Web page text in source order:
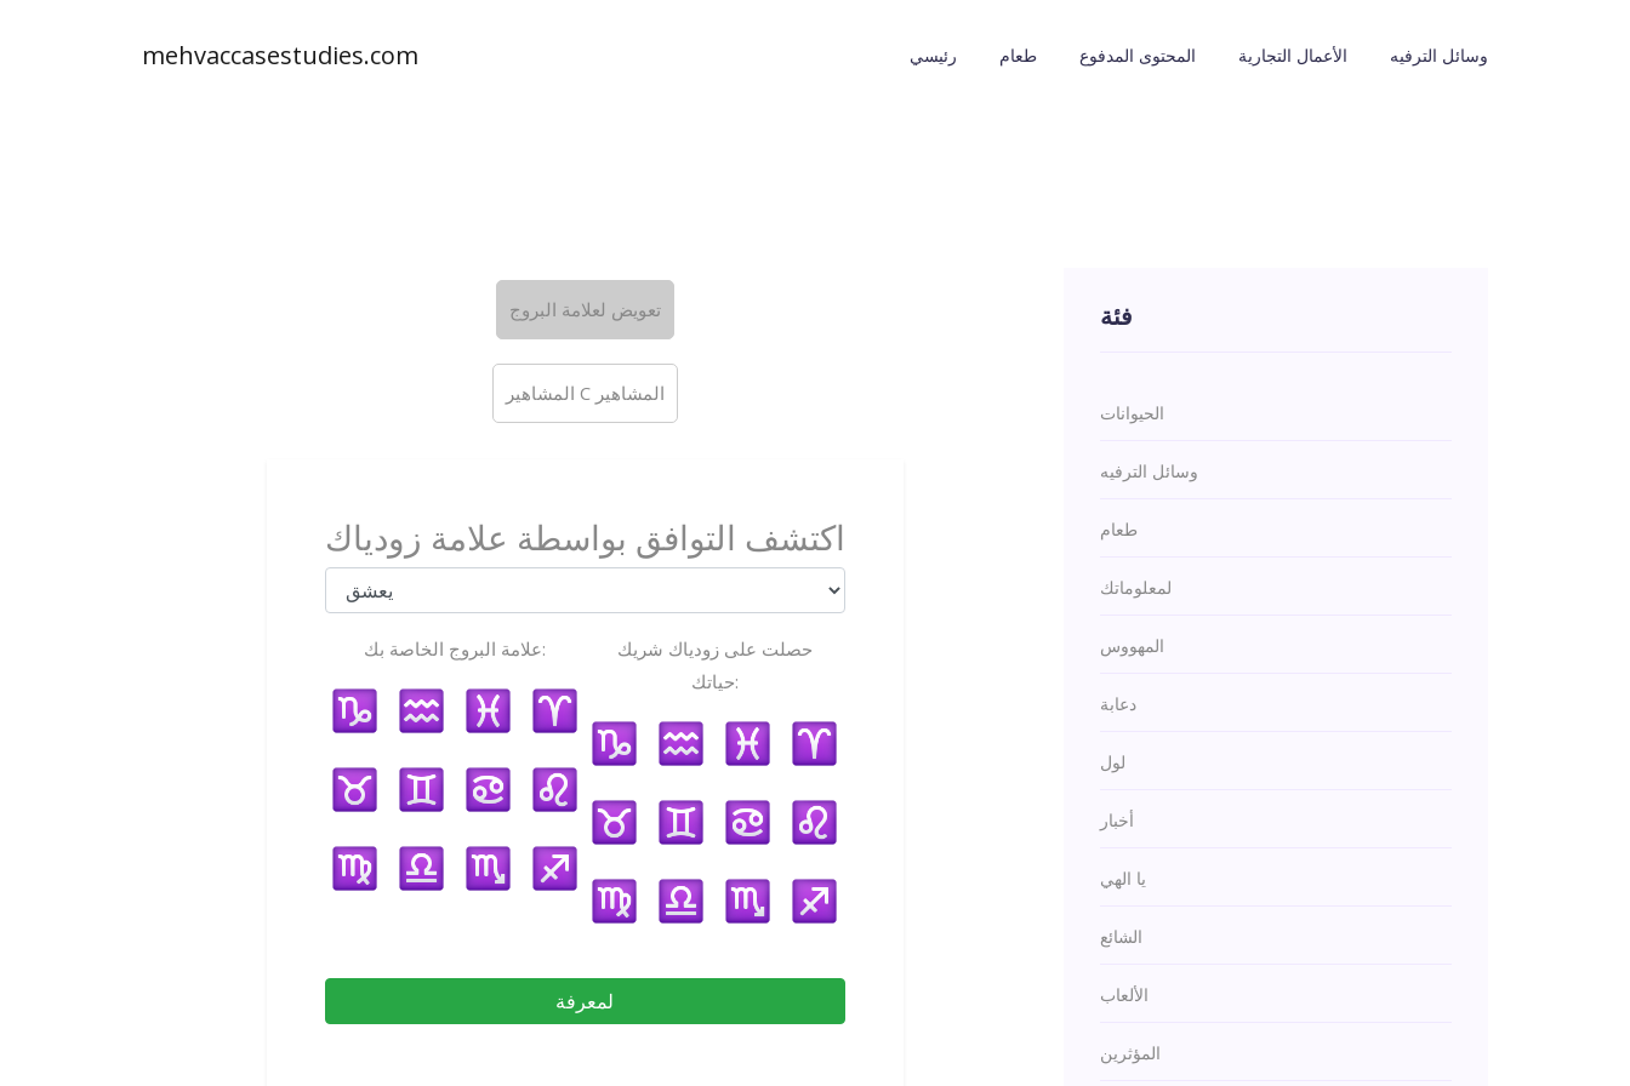
mehvaccasestudies.com رئيسي طعام المحتوى المدفوع الأعمال التجارية وسائل الترفيه
تعويض لعلامة البروج
المشاهير C المشاهير
اكتشف التوافق بواسطة علامة زودياك
علامة البروج الخاصة بك:
حصلت على زودياك شريك
حياتك:
لمعرفة
فئة
الحيوانات
وسائل الترفيه
طعام
لمعلوماتك
المهووس
دعابة
لول
أخبار
يا الهي
الشائع
الألعاب
المؤثرين